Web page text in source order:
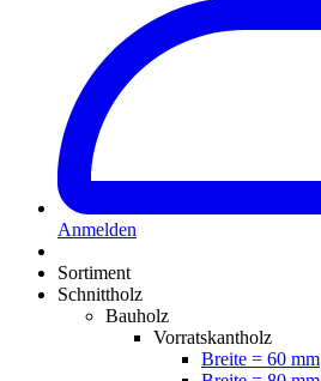
Anmelden
Sortiment
Schnittholz
Bauholz
Vorratskantholz
Breite = 60 mm